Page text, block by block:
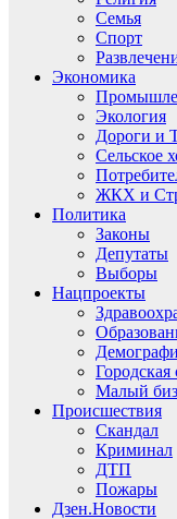
Семья
Спорт
Экономика
Экология
Дороги и
Сельское
ЖКХ и
Политика
Законы
Депутаты
Выборы
Нацпроекты
Городская
Малый
Происшествия
Скандал
Криминал
ДТП
Пожары
Дзен.Новости